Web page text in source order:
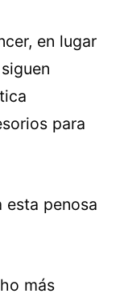
en lugar
para
esta penosa
más